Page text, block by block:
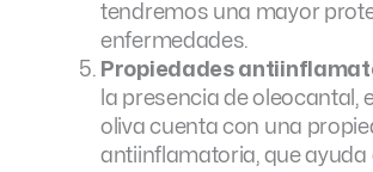
tendremos una mayor
enfermedades.
Propiedades
la presencia de oleocantal,
oliva cuenta con una
antiinflamatoria, que ayuda